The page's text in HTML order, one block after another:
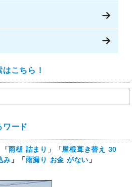
こちら！
ワード
「雨樋 詰まり 」「屋根葺き替え 30
み 」「雨漏り お金 がない 」